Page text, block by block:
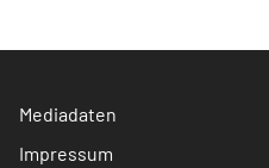
Mediadaten
Impressum